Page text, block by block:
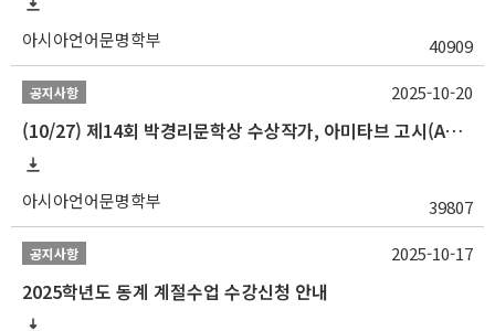
아시아언어문명학부 40909
공지사항
(10/27) 제14회 박경리문학상 수상작가, 아미타브 고시(Amitav Ghosh) 강연 안내
아시아언어문명학부 39807
2025-10-20
공지사항
2025학년도 동계 계절수업 수강신청 안내
2025-10-17